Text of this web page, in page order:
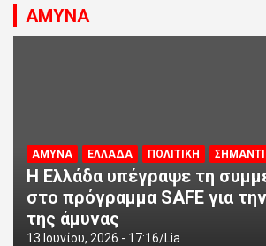
ΑΜΥΝΑ
ΑΜΥΝΑ ΕΛΛΑΔΑ ΠΟΛΙΤΙΚΗ
Η Ελλάδα υπέγραψε τη
στο πρόγραμμα SAFE για
της άμυνας
13 Ιουνίου, 2026 - 17:16 Lia